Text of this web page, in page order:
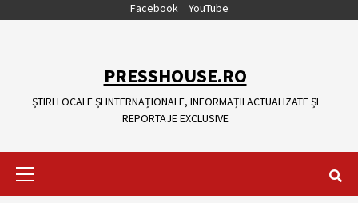
Facebook YouTube
PRESSHOUSE.RO
ȘTIRI LOCALE ȘI INTERNAȚIONALE, INFORMAȚII ACTUALIZATE ȘI
REPORTAJE EXCLUSIVE